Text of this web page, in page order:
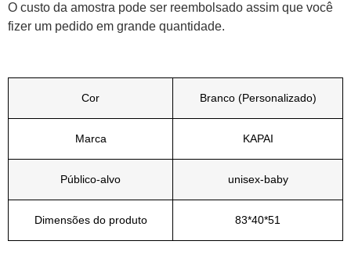
O custo da amostra pode ser reembolsado assim que você
fizer um pedido em grande quantidade.
Cor Branco (Personalizado)
Marca KAPAI
Público-alvo unisex-baby
Dimensões do produto 83*40*51